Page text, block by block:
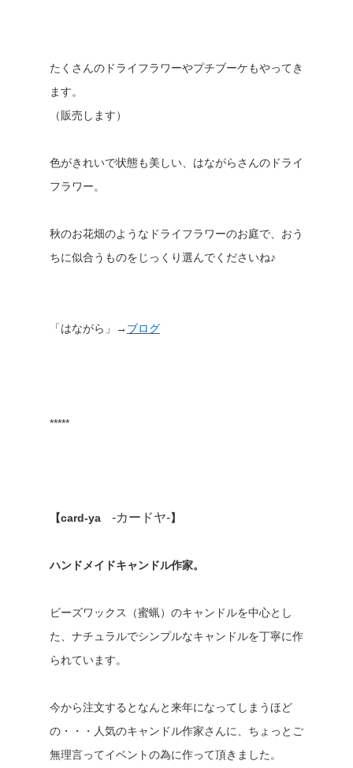
たくさんのドライフラワーやプチブーケもやってき
ます。
（販売します）
色がきれいで状態も美しい、はながらさんのドライ
フラワー。
秋のお花畑のようなドライフラワーのお庭で、おう
ちに似合うものをじっくり選んでくださいね♪
「はながら」→ ブログ
*****
【card-ya -カードヤ-】
ハンドメイドキャンドル作家。
ビーズワックス（蜜蝋）のキャンドルを中心とし
た、ナチュラルでシンプルなキャンドルを丁寧に作
られています。
今から注文するとなんと来年になってしまうほど
の・・・人気のキャンドル作家さんに、ちょっとご
無理言ってイベントの為に作って頂きました。